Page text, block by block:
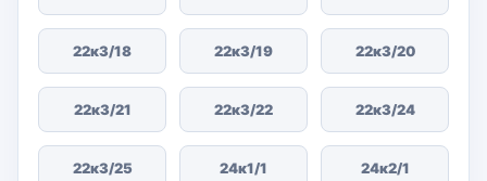
22к3/18 22к3/19 22к3/20
22к3/21 22к3/22 22к3/24
22к3/25 24к1/1 24к2/1